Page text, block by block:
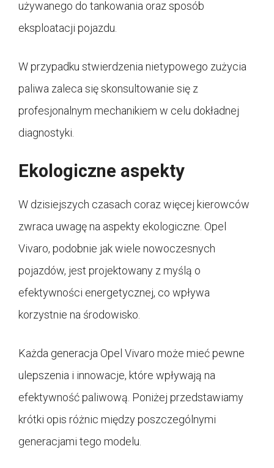
używanego do tankowania oraz sposób
eksploatacji pojazdu.
W przypadku stwierdzenia nietypowego zużycia
paliwa zaleca się skonsultowanie się z
profesjonalnym mechanikiem w celu dokładnej
diagnostyki.
Ekologiczne aspekty
W dzisiejszych czasach coraz więcej kierowców
zwraca uwagę na aspekty ekologiczne. Opel
Vivaro, podobnie jak wiele nowoczesnych
pojazdów, jest projektowany z myślą o
efektywności energetycznej, co wpływa
korzystnie na środowisko.
Każda generacja Opel Vivaro może mieć pewne
ulepszenia i innowacje, które wpływają na
efektywność paliwową. Poniżej przedstawiamy
krótki opis różnic między poszczególnymi
generacjami tego modelu.